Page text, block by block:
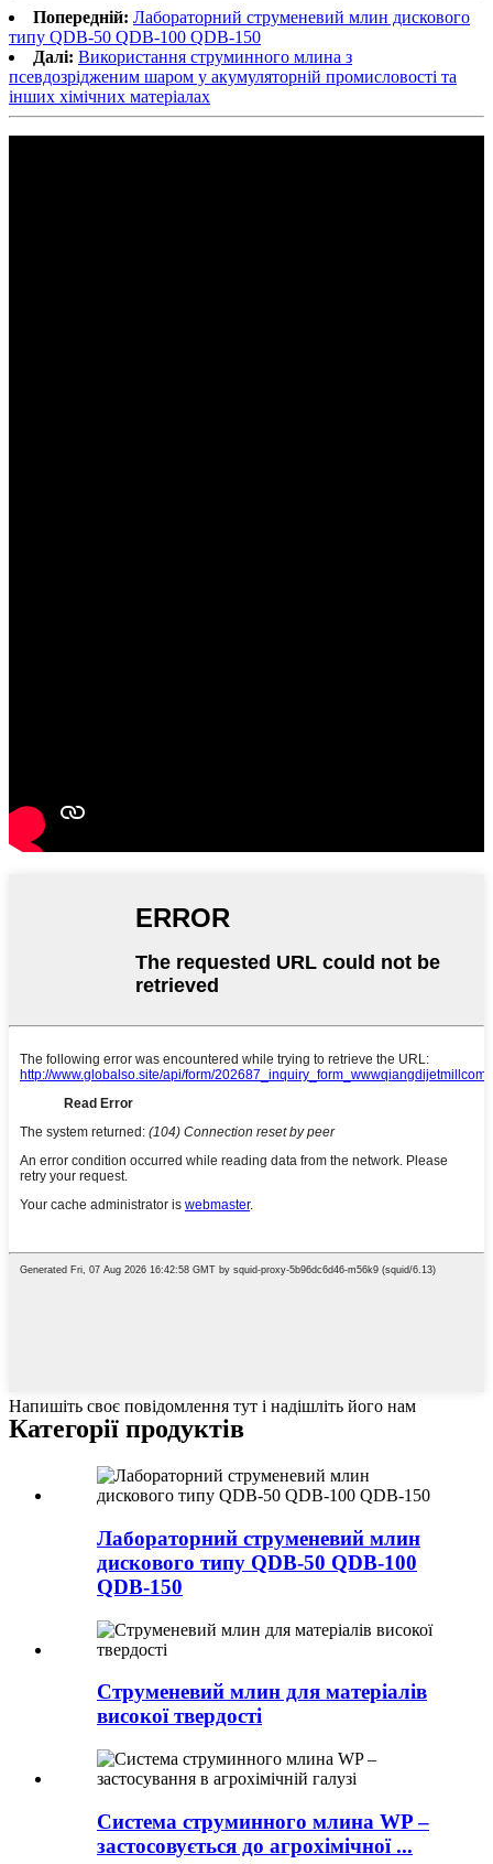
Попередній: Лабораторний струменевий млин дискового
типу QDB-50 QDB-100 QDB-150
Далі: Використання струминного млина з
псевдозрідженим шаром у акумуляторній промисловості та
інших хімічних матеріалах
Напишіть своє повідомлення тут і надішліть його нам
Категорії продуктів
Лабораторний струменевий млин
дискового типу QDB-50 QDB-100
QDB-150
Струменевий млин для матеріалів
високої твердості
Система струминного млина WP –
застосовується до агрохімічної ...